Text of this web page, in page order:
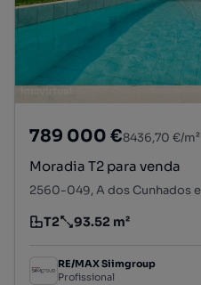
789 000 €8436,70 €/m²
Moradia T2 para venda
Tipologia
T2
Preço por metro quadrado
93.52 m²
RE/MAX Siimgroup
Profissional